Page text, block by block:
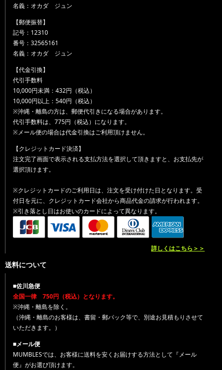
名義：オカダ ジュン
【郵便振替】
記号：12310
番号：32565161
名義：オカダ ジュン
【代金引換】
代引手数料
10,000円未満：432円（税込）
10,000円以上：540円（税込）
※沖縄・離島の方は、郵便代引きになる場合があります。
代引手数料は、775円（税込）になります。
※メール便の場合は代金引換はご利用頂けません。
【クレジットカード決済】
注文完了画面で表示される支払方法を選択して頂きますと、お支払先が
選択頂けます。
※クレジットカードのご利用日は、注文を受け付けた日となります。受
付日を元に、クレジットカード会社から商品代金の請求が行われます。
※引き落とし日はお使いのカードによって異なります。
詳しくはこちら＞＞
送料について
■佐川急便
全国一律 750円（税込）となります。
※沖縄・離島を除く。
（沖縄・離島のお客様は、書留・郵パック等で、別途お見積もりさせて
いただきます。）
■メール便
MUMBLESでは、お客様に送料を安くお届けする方法として『メール
便』がお選び頂けます。